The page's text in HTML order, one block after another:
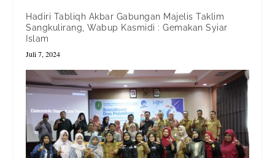
Hadiri Tabliqh Akbar Gabungan Majelis Taklim
Sangkulirang, Wabup Kasmidi : Gemakan Syiar
Islam
Juli 7, 2024